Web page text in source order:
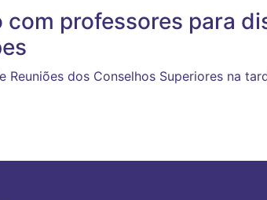
com professores para
Reuniões dos Conselhos Superiores na